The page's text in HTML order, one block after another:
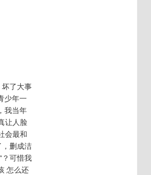
了大事
少年一
我当年
让人脸
会最和
删成洁
可惜我
怎么还